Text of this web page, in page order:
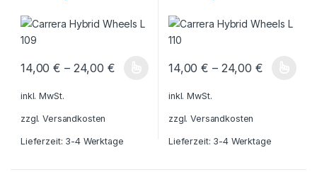
14,00€ – 24,00 €
Dieses Produkt weist mehrere Varianten auf. Die Optionen
inkl. MwSt.
zzgl.Versandkosten
Lieferzeit: 3-4 Werktage
14,00€ – 24,00 €
Dieses Produkt weist mehrere
inkl. MwSt.
zzgl.Versandkosten
Lieferzeit: 3-4 Werktage